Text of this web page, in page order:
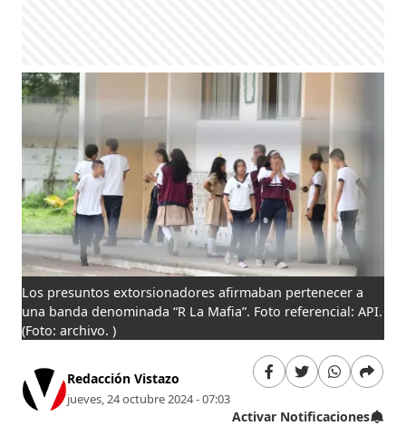
Los presuntos extorsionadores afirmaban pertenecer a
una banda denominada “R La Mafia”. Foto referencial: API.
(Foto: archivo. )
Redacción Vistazo
jueves, 24 octubre 2024 - 07:03
Activar Notificaciones